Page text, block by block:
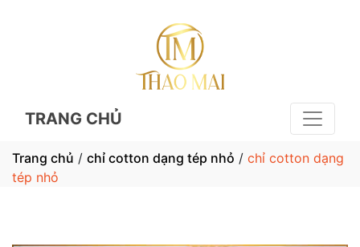
TRANG CHỦ
Trang chủ / chỉ cotton dạng tép nhỏ / chỉ cotton dạng
tép nhỏ